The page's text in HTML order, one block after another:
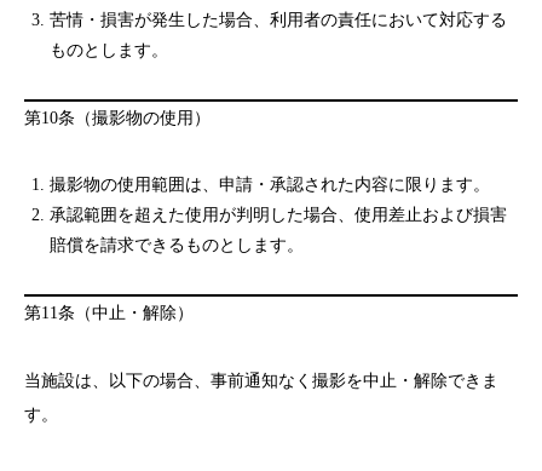
苦情・損害が発生した場合、利用者の責任において対応する
ものとします。
第10条（撮影物の使用）
撮影物の使用範囲は、申請・承認された内容に限ります。
承認範囲を超えた使用が判明した場合、使用差止および損害
賠償を請求できるものとします。
第11条（中止・解除）
当施設は、以下の場合、事前通知なく撮影を中止・解除できま
す。